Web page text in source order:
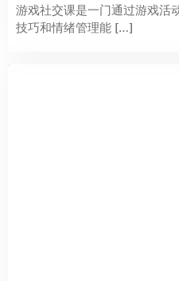
游戏社交课是一门通过游戏活
技巧和情绪管理能 […]